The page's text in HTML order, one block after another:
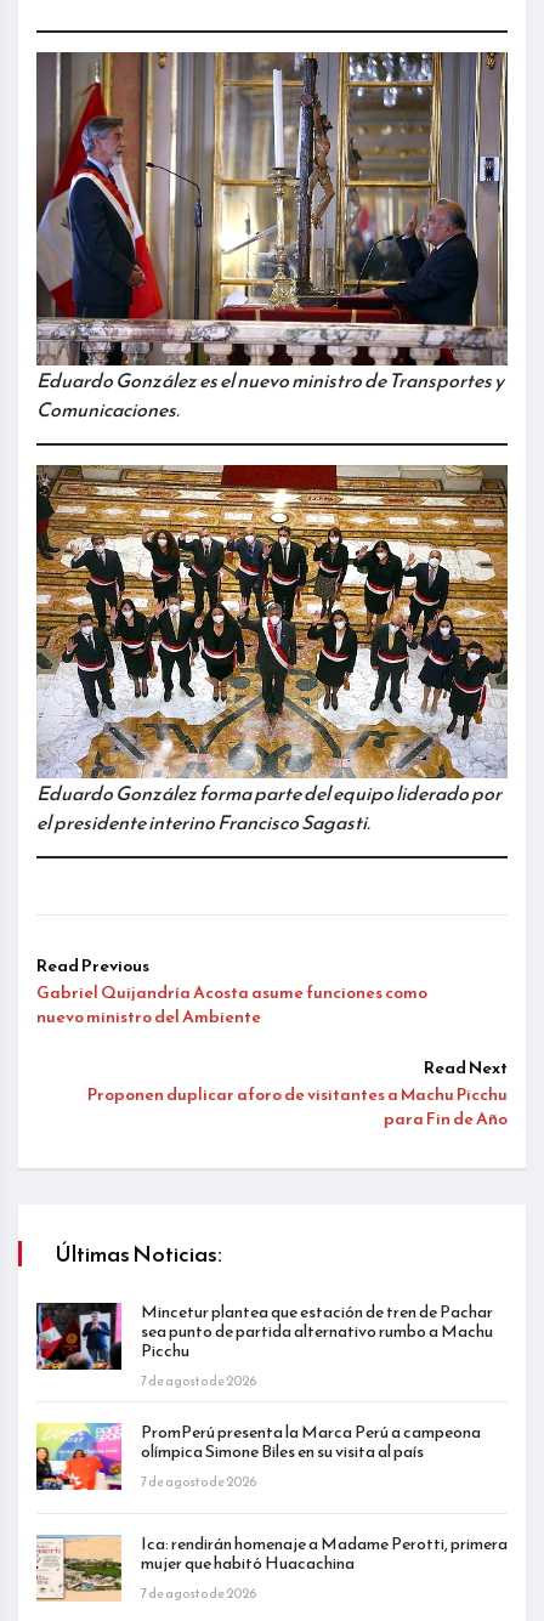
Eduardo González es el nuevo ministro de Transportes y
Comunicaciones.
Eduardo González forma parte del equipo liderado por
el presidente interino Francisco Sagasti.
Read Previous
Gabriel Quijandría Acosta asume funciones como
nuevo ministro del Ambiente
Read Next
Proponen duplicar aforo de visitantes a Machu Picchu
para Fin de Año
Últimas Noticias:
Mincetur plantea que estación de tren de Pachar
sea punto de partida alternativo rumbo a Machu
Picchu
7 de agosto de 2026
PromPerú presenta la Marca Perú a campeona
olímpica Simone Biles en su visita al país
7 de agosto de 2026
Ica: rendirán homenaje a Madame Perotti, primera
mujer que habitó Huacachina
7 de agosto de 2026